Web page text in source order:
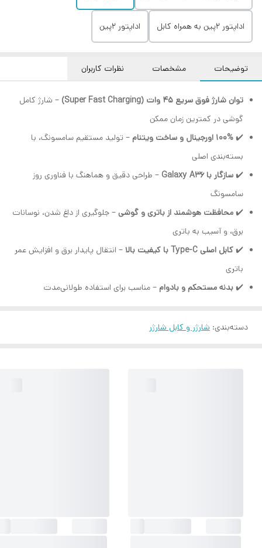
اداپتور 2پین به همراه کابل اداپتور 2پین
توضیحات مشخصات نظرات کاربران
توان شارژ فوق سریع 45 وات (Super Fast Charging)
– شارژ کامل
گوشی در کمترین زمان ممکن
✔️ 100% اورجینال و ساخت ویتنام
– تولید مستقیم سامسونگ، با
بسته‌بندی اصلی
✔️ سازگار با Galaxy A36
– طراحی دقیق و هماهنگ با فناوری روز
سامسونگ
✔️ محافظت هوشمند از باتری و گوشی – جلوگیری از داغ شدن، نوسانات
برق، و آسیب به باتری
✔️ کابل اصلی Type-C با کیفیت بالا
– انتقال پایدار برق و افزایش عمر
باتری
✔️ بدنه مستحکم و بادوام – مناسب برای استفاده طولانی‌مدت
دسته‌بندی: شارژر و کابل شارژر